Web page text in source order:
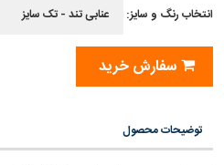
انتخاب رنگ و سایز:
سفارش خرید
توضیحات محصول